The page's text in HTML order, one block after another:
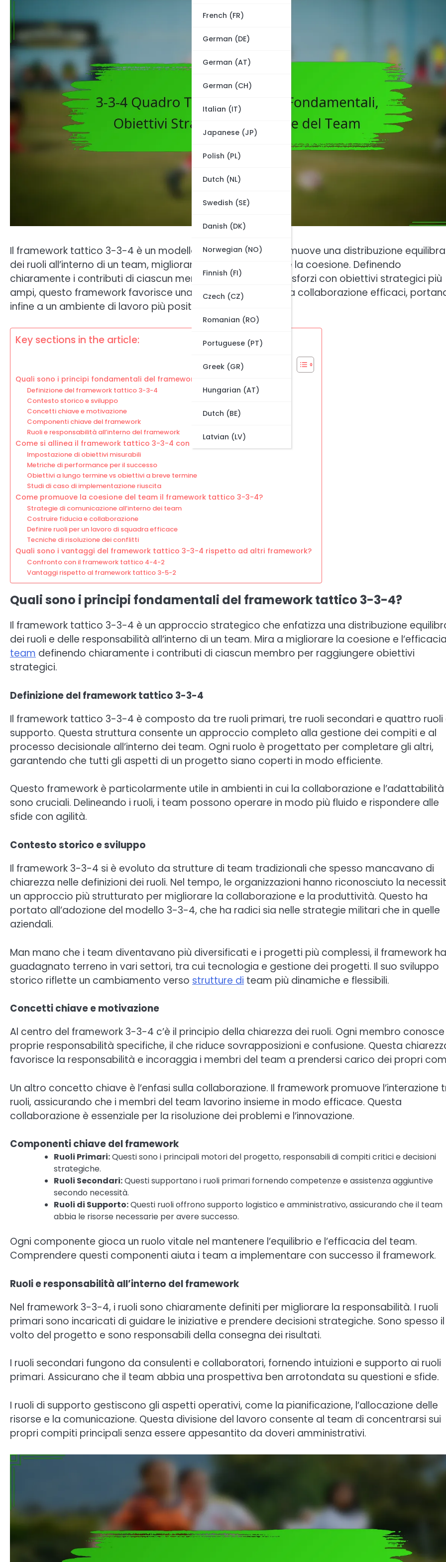
French (FR)
German (DE)
German (AT)
German (CH)
Italian (IT)
Japanese (JP)
Polish (PL)
Dutch (NL)
Swedish (SE)
Danish (DK)
Norwegian (NO)
Finnish (FI)
Czech (CZ)
Romanian (RO)
Portuguese (PT)
Greek (GR)
Hungarian (AT)
Dutch (BE)
Latvian (LV)
Il framework tattico 3-3-4 è un modello strategico che promuove una distribuzione
dei ruoli all’interno di un team, migliorando sia l’efficacia che la coesione. Definendo
chiaramente i contributi di ciascun membro e allineando gli sforzi con obiettivi strategici più
ampi, questo framework favorisce una comunicazione e una collaborazione efficaci,
infine a un ambiente di lavoro più positivo e produttivo.
Key sections in the article:
Quali sono i principi fondamentali del framework tattico 3-3-4?
Definizione del framework tattico 3-3-4
Contesto storico e sviluppo
Concetti chiave e motivazione
Componenti chiave del framework
Ruoli e responsabilità all’interno del framework
Come si allinea il framework tattico 3-3-4 con gli obiettivi strategici?
Impostazione di obiettivi misurabili
Metriche di performance per il successo
Obiettivi a lungo termine vs obiettivi a breve termine
Studi di caso di implementazione riuscita
Come promuove la coesione del team il framework tattico 3-3-4?
Strategie di comunicazione all’interno dei team
Costruire fiducia e collaborazione
Definire ruoli per un lavoro di squadra efficace
Tecniche di risoluzione dei conflitti
Quali sono i vantaggi del framework tattico 3-3-4 rispetto ad altri framework?
Confronto con il framework tattico 4-4-2
Vantaggi rispetto al framework tattico 3-5-2
Quali sono i principi fondamentali del framework tattico 3-3-4?
Il framework tattico 3-3-4 è un approccio strategico che enfatizza una distribuzione
dei ruoli e delle responsabilità all’interno di un team. Mira a migliorare la coesione e l’efficacia
team definendo chiaramente i contributi di ciascun membro per raggiungere obiettivi
strategici.
Definizione del framework tattico 3-3-4
Il framework tattico 3-3-4 è composto da tre ruoli primari, tre ruoli secondari e quattro ruoli
supporto. Questa struttura consente un approccio completo alla gestione dei compiti e al
processo decisionale all’interno dei team. Ogni ruolo è progettato per completare gli altri,
garantendo che tutti gli aspetti di un progetto siano coperti in modo efficiente.
Questo framework è particolarmente utile in ambienti in cui la collaborazione e l’adattabilità
sono cruciali. Delineando i ruoli, i team possono operare in modo più fluido e rispondere alle
sfide con agilità.
Contesto storico e sviluppo
Il framework 3-3-4 si è evoluto da strutture di team tradizionali che spesso mancavano di
chiarezza nelle definizioni dei ruoli. Nel tempo, le organizzazioni hanno riconosciuto la
un approccio più strutturato per migliorare la collaborazione e la produttività. Questo ha
portato all’adozione del modello 3-3-4, che ha radici sia nelle strategie militari che in quelle
aziendali.
Man mano che i team diventavano più diversificati e i progetti più complessi, il framework ha
guadagnato terreno in vari settori, tra cui tecnologia e gestione dei progetti. Il suo sviluppo
storico riflette un cambiamento verso strutture di team più dinamiche e flessibili.
Concetti chiave e motivazione
Al centro del framework 3-3-4 c’è il principio della chiarezza dei ruoli. Ogni membro conosce
proprie responsabilità specifiche, il che riduce sovrapposizioni e confusione. Questa
favorisce la responsabilità e incoraggia i membri del team a prendersi carico dei propri
Un altro concetto chiave è l’enfasi sulla collaborazione. Il framework promuove l’interazione
ruoli, assicurando che i membri del team lavorino insieme in modo efficace. Questa
collaborazione è essenziale per la risoluzione dei problemi e l’innovazione.
Componenti chiave del framework
Ruoli Primari:Questi sono i principali motori del progetto, responsabili di compiti critici e decisioni
strategiche.
Ruoli Secondari:Questi supportano i ruoli primari fornendo competenze e assistenza aggiuntive
secondo necessità.
Ruoli di Supporto:Questi ruoli offrono supporto logistico e amministrativo, assicurando che il team
abbia le risorse necessarie per avere successo.
Ogni componente gioca un ruolo vitale nel mantenere l’equilibrio e l’efficacia del team.
Comprendere questi componenti aiuta i team a implementare con successo il framework.
Ruoli e responsabilità all’interno del framework
Nel framework 3-3-4, i ruoli sono chiaramente definiti per migliorare la responsabilità. I ruoli
primari sono incaricati di guidare le iniziative e prendere decisioni strategiche. Sono spesso il
volto del progetto e sono responsabili della consegna dei risultati.
I ruoli secondari fungono da consulenti e collaboratori, fornendo intuizioni e supporto ai ruoli
primari. Assicurano che il team abbia una prospettiva ben arrotondata su questioni e sfide.
I ruoli di supporto gestiscono gli aspetti operativi, come la pianificazione, l’allocazione delle
risorse e la comunicazione. Questa divisione del lavoro consente al team di concentrarsi sui
propri compiti principali senza essere appesantito da doveri amministrativi.